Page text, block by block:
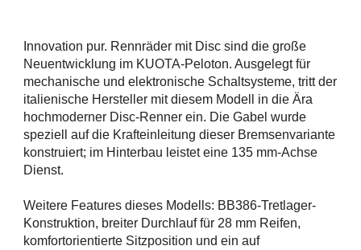
Innovation pur. Rennräder mit Disc sind die große
Neuentwicklung im KUOTA-Peloton. Ausgelegt für
mechanische und elektronische Schaltsysteme, tritt der
italienische Hersteller mit diesem Modell in die Ära
hochmoderner Disc-Renner ein. Die Gabel wurde
speziell auf die Krafteinleitung dieser Bremsenvariante
konstruiert; im Hinterbau leistet eine 135 mm-Achse
Dienst.
Weitere Features dieses Modells: BB386-Tretlager-
Konstruktion, breiter Durchlauf für 28 mm Reifen,
komfortorientierte Sitzposition und ein auf